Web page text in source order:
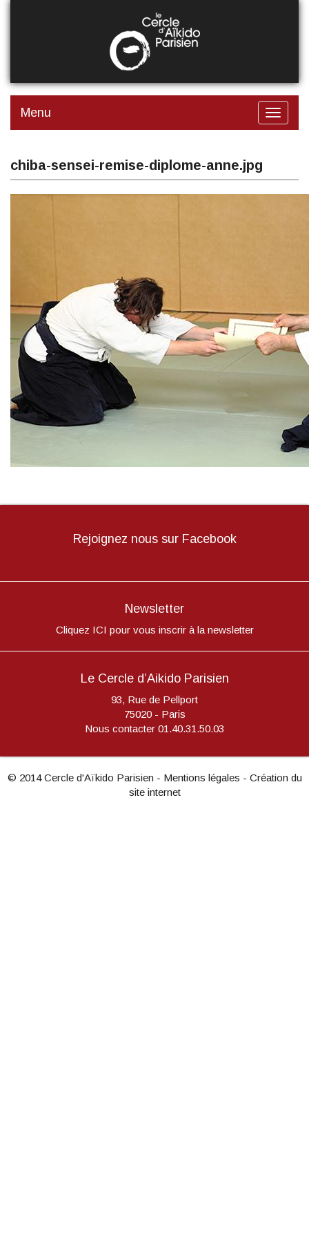
Menu
Toggle
chiba-sensei-remise-diplome-anne.jpg
Rejoignez nous sur Facebook
Newsletter
Cliquez ICI pour vous inscrir à la newsletter
Le Cercle d’Aikido Parisien
93, Rue de Pellport
75020 - Paris
Nous contacter 01.40.31.50.03
© 2014 Cercle d'Aïkido Parisien - Mentions légales - Création du
site internet